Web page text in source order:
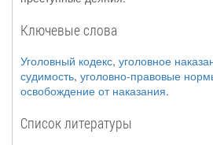
Ключевые слова
Уголовный кодекс, уголовное
судимость, уголовно-правовые
освобождение от наказания.
Список литературы